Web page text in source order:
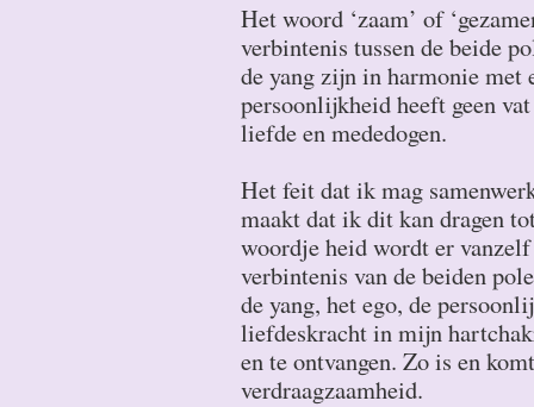
Het woord ‘zaam’ of
verbintenis tussen de beide
de yang zijn in harmonie met
persoonlijkheid heeft geen
liefde en mededogen.
Het feit dat ik mag
maakt dat ik dit kan dragen
woordje heid wordt er vanzelf
verbintenis van de beiden
de yang, het ego, de
liefdeskracht in mijn
en te ontvangen. Zo is en
verdraagzaamheid.